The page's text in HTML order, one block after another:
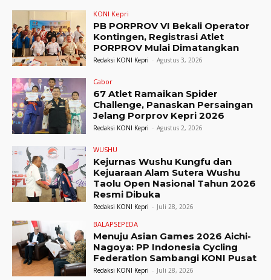
KONI Kepri
PB PORPROV VI Bekali Operator
Kontingen, Registrasi Atlet
PORPROV Mulai Dimatangkan
Redaksi KONI Kepri - Agustus 3, 2026
Cabor
67 Atlet Ramaikan Spider
Challenge, Panaskan Persaingan
Jelang Porprov Kepri 2026
Redaksi KONI Kepri - Agustus 2, 2026
WUSHU
Kejurnas Wushu Kungfu dan
Kejuaraan Alam Sutera Wushu
Taolu Open Nasional Tahun 2026
Resmi Dibuka
Redaksi KONI Kepri - Juli 28, 2026
BALAPSEPEDA
Menuju Asian Games 2026 Aichi-
Nagoya: PP Indonesia Cycling
Federation Sambangi KONI Pusat
Redaksi KONI Kepri - Juli 28, 2026